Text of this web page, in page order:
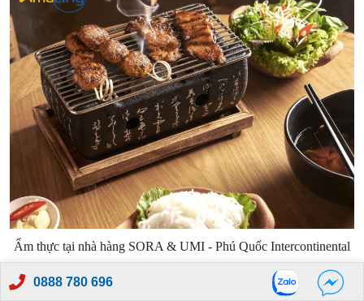
Ẩm thực tại nhà hàng SORA & UMI - Phú Quốc Intercontinental
Du khách có thể thưởng thức các món hải sản tươi ngon, đặc sản
truyền thống của Phú Quốc, cùng với những món ăn Âu-Á được
0888 780 696